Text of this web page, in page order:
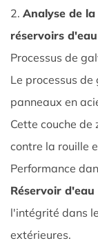
résistance
à
corrosion
des
réservoirs
d'eau
en
HDG
2.1
Processus
de
2. Analyse de
réservoirs
Processus de
Le processus
panneaux en
Cette couche
contre la rouille
Performance
Réservoir
l'intégrité dans
extérieures.